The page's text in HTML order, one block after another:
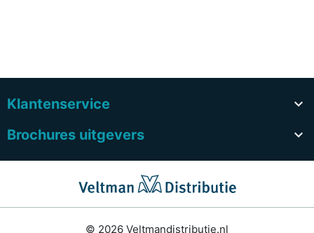
Klantenservice

Brochures uitgevers

© 2026 Veltmandistributie.nl